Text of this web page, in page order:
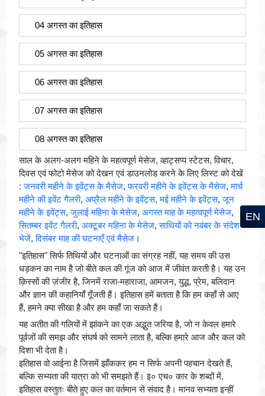
04 अगस्त का इतिहास
05 अगस्त का इतिहास
06 अगस्त का इतिहास
07 अगस्त का इतिहास
08 अगस्त का इतिहास
साल के अलग-अलग महिने के महत्वपूर्ण मेसेज, व्हाट्सप्प स्टेटस, विचार,
दिवस एवं फोटो मेसेज को देखन एवं डाउनलोड करने के लिए लिस्ट को देखें
:जनवरी महीने के इवेंट्स के मैसेज,फरवरी महीने के इवेंट्स के मैसेज,मार्च
महीने की इवेंट गैलरी, अप्रैल महीने के इवेंट्स,मई महीने के इवेंट्स,जून
महीने के इवेंट्स,जुलाई महिना के मेसेज, अगस्त माह के महत्वपूर्ण मेसेज,
सितम्बर इवेंट गैलरी, अक्टूबर महिना के मेसेज,साथियों को नवंबर के संदेश
भेजें,दिसंबर माह की घटनाएँ एवं मैसेज ।
"इतिहास" सिर्फ तिथियों और घटनाओं का संग्रह नहीं, यह समय की उस
धड़कन का नाम है जो बीते कल की गूंज को आज में जीवंत करती है। यह उन
क़िस्सों की ज़ंजीर है, जिनमें राजा-महाराजा, आमजन, युद्ध, प्रेम, बलिदान
और ज्ञान की कहानियाँ गूँजती हैं। इतिहास हमें बताता है कि हम कहाँ से आए
हैं, हमने क्या सीखा है और हम कहाँ जा सकते हैं।
यह अतीत की गलियों में झांकने का एक अद्भुत जरिया है, जो न केवल हमारे
पूर्वजों की समझ और संघर्ष को सामने लाता है, बल्कि हमारे आज और कल को
दिशा भी देता है।
इतिहास वो आईना है जिसमें झाँककर हम न सिर्फ अपनी पहचान देखते हैं,
बल्कि सभ्यता की यात्रा को भी समझते हैं। इ० एच० कार के शब्दों में,
इतिहास वस्तुतः बीते हुए कल का वर्तमान से संवाद है। मानव सभ्यता इन्हीं
EN